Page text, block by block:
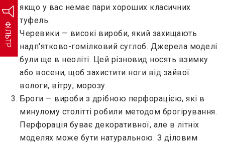
ФІЛЬТР
якщо у вас немає пари хороших класичних
туфель.
Черевики — високі вироби, який захищають
надп'ятково-гомілковий суглоб. Джерела моделі
були ще в неоліті. Цей різновид носять взимку
або восени, щоб захистити ноги від зайвої
вологи, вітру, морозу.
Броги — вироби з дрібною перфорацією, які в
минулому столітті робили методом брогірування.
Перфорація буває декоративної, але в літніх
моделях може бути натуральною. З діловим